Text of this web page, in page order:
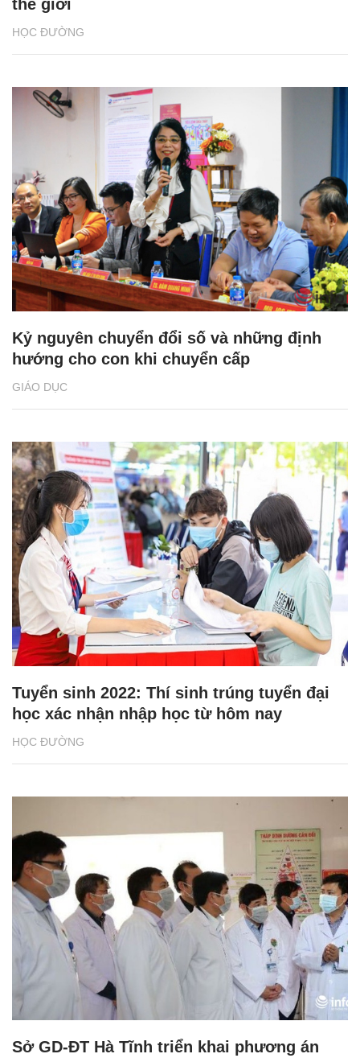
HỌC ĐƯỜNG
thế giới
GIÁO DỤC
Kỷ nguyên chuyển đổi số và những định
hướng cho con khi chuyển cấp
HỌC ĐƯỜNG
Tuyển sinh 2022: Thí sinh trúng tuyển đại
học xác nhận nhập học từ hôm nay
Sở GD-ĐT Hà Tĩnh triển khai phương án